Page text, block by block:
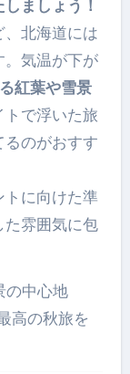
ましょう！
北海道には
。気温が下が
紅葉や雪景
で浮いた旅
るのがおすす
トに向けた準
雰囲気に包
の中心地
高の秋旅を